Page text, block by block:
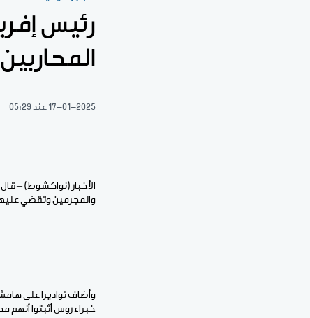
رئيس
17-01-2025 عند 05:29
الأخبار (نواكشوط) –
والمجرمين وتقضي
وأضاف تواديرا على
خبراء روس أثبتوا